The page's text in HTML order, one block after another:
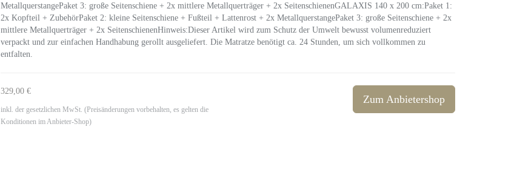
MetallquerstangePaket 3: große Seitenschiene + 2x mittlere Metallquerträger + 2x SeitenschienenGALAXIS 140 x 200 cm:Paket 1:
2x Kopfteil + ZubehörPaket 2: kleine Seitenschiene + Fußteil + Lattenrost + 2x MetallquerstangePaket 3: große Seitenschiene + 2x
mittlere Metallquerträger + 2x SeitenschienenHinweis:Dieser Artikel wird zum Schutz der Umwelt bewusst volumenreduziert
verpackt und zur einfachen Handhabung gerollt ausgeliefert. Die Matratze benötigt ca. 24 Stunden, um sich vollkommen zu
entfalten.
329,00 €
inkl. der gesetzlichen MwSt. (Preisänderungen vorbehalten, es gelten die
Konditionen im Anbieter-Shop)
Zum Anbietershop